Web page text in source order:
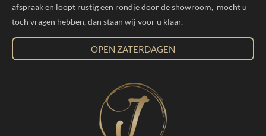
afspraak en loopt rustig een rondje door de showroom, mocht u
toch vragen hebben, dan staan wij voor u klaar.
OPEN ZATERDAGEN